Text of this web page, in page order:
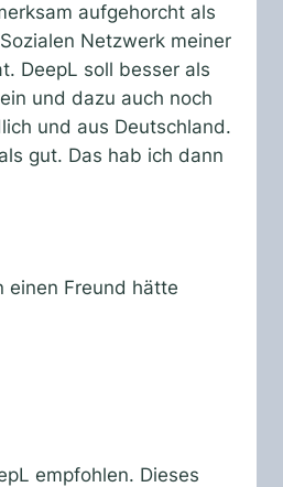
aufgehorcht als
Netzwerk meiner
DeepL soll besser als
und dazu auch noch
und aus Deutschland.
gut. Das hab ich dann
einen Freund hätte
empfohlen. Dieses